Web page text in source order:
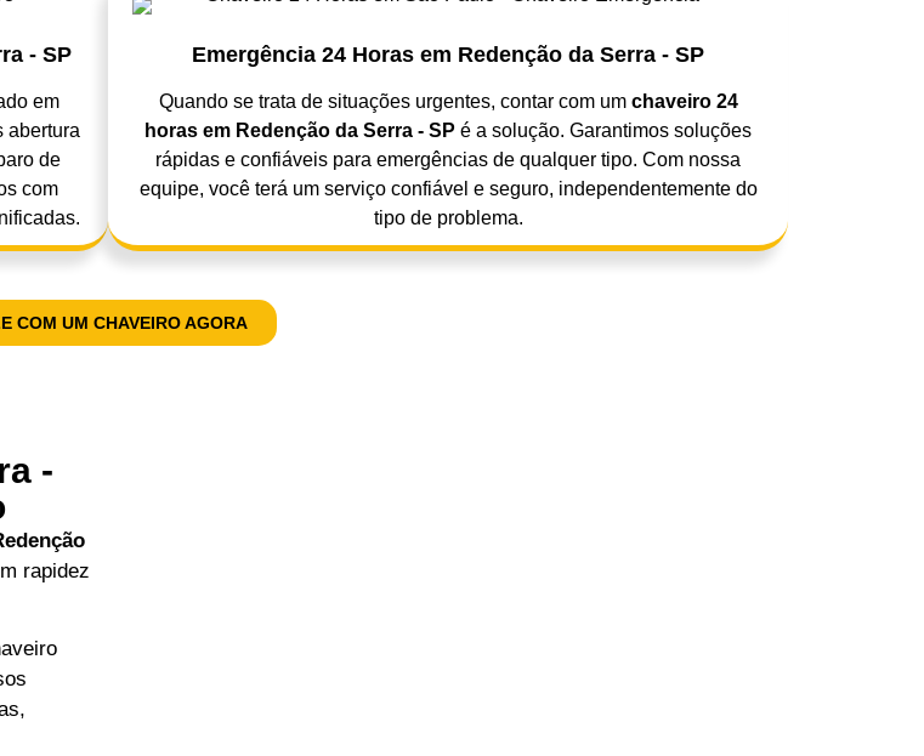
- SP
em
abertura
de
com
Emergência 24 Horas em Redenção da Serra - SP
Quando se trata de situações urgentes, contar com um chaveiro 24
horas em Redenção da Serra - SP é a solução. Garantimos soluções
rápidas e confiáveis para emergências de qualquer tipo. Com nossa
equipe, você terá um serviço confiável e seguro, independentemente do
tipo de problema.
COM UM CHAVEIRO AGORA
-
rapidez